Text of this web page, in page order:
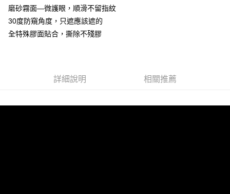
宅配
每筆NT$55，滿NT$390(含以上)免運費
磨砂霧面—微護眼，順滑不留指紋
30度防窺角度，只遮應該遮的
全特殊膠面貼合，撕除不殘膠
詳細說明 相關推薦